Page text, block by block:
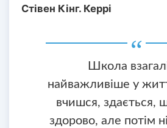
Стівен Кінг. Керрі
Школа
найважливіше у
вчишся, здається,
здорово, але потім